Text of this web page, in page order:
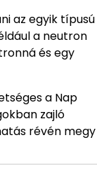
az egyik típusú
a neutron
és egy
a Nap
zajló
révén megy